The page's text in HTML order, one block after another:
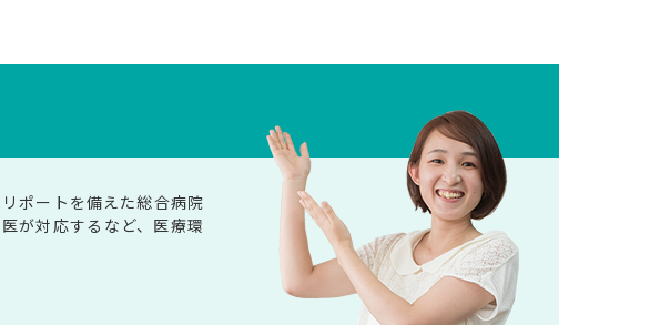
ポートを備えた総合病院
が対応するなど、医療環